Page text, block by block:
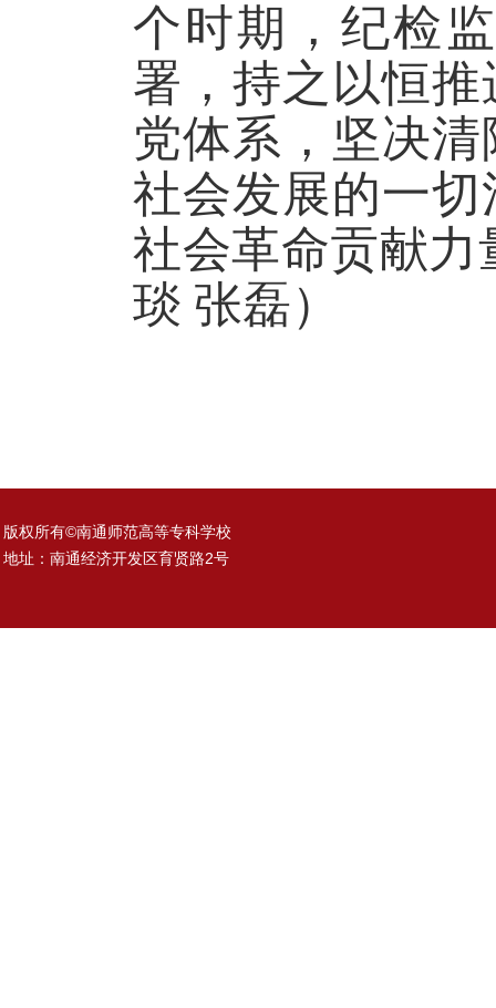
个时期，纪检
署，持之以恒
党体系，坚决
社会发展的一
社会革命贡献力
琰 张磊）
版权所有©南通师范高等专科学校
地址：南通经济开发区育贤路2号